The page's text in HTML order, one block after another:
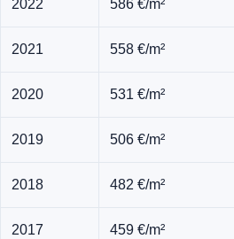
2022 586 €/m²
2021 558 €/m²
2020 531 €/m²
2019 506 €/m²
2018 482 €/m²
2017 459 €/m²